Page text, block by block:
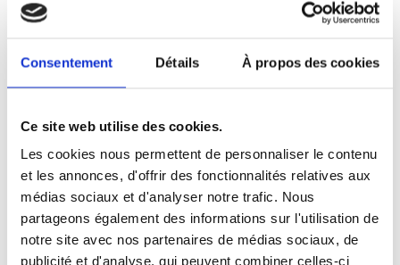
Consentement Détails À propos des cookies
Ce site web utilise des cookies.
Les cookies nous permettent de personnaliser le contenu
et les annonces, d'offrir des fonctionnalités relatives aux
médias sociaux et d'analyser notre trafic. Nous
partageons également des informations sur l'utilisation de
notre site avec nos partenaires de médias sociaux, de
publicité et d'analyse, qui peuvent combiner celles-ci
3) LE SLAM
VALORISE LA
PERSONNALITÉ
On vient de le dire chaque individu
s’exprime tel qu’il le souhaite sur les
thèmes qu’il décide.
De plus c’est bien connu même en ne